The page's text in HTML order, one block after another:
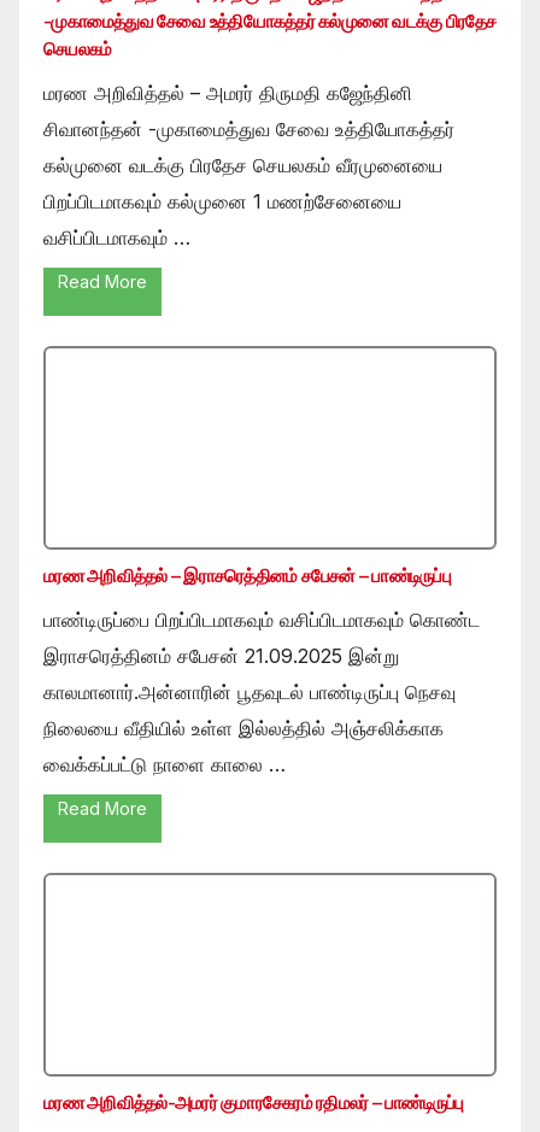
-முகாமைத்துவ சேவை உத்தியோகத்தர் கல்முனை வடக்கு பிரதேச
செயலகம்
மரண அறிவித்தல் – அமரர் திருமதி கஜேந்தினி
சிவானந்தன் -முகாமைத்துவ சேவை உத்தியோகத்தர்
கல்முனை வடக்கு பிரதேச செயலகம் வீரமுனையை
பிறப்பிடமாகவும் கல்முனை 1 மணற்சேனையை
வசிப்பிடமாகவும் …
Read More
மரண அறிவித்தல் – இராசரெத்தினம் சபேசன் – பாண்டிருப்பு
பாண்டிருப்பை பிறப்பிடமாகவும் வசிப்பிடமாகவும் கொண்ட
இராசரெத்தினம் சபேசன் 21.09.2025 இன்று
காலமானார்.அன்னாரின் பூதவுடல் பாண்டிருப்பு நெசவு
நிலையை வீதியில் உள்ள இல்லத்தில் அஞ்சலிக்காக
வைக்கப்பட்டு நாளை காலை …
Read More
மரண அறிவித்தல்-அமரர் குமாரசேகரம் ரதிமலர் – பாண்டிருப்பு